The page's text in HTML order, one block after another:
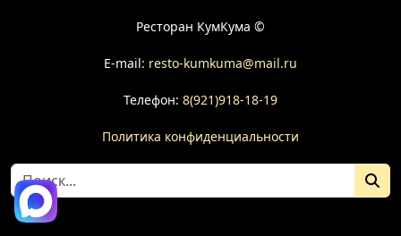
Ресторан КумКума ©
E-mail: resto-kumkuma@mail.ru
Телефон: 8(921)918-18-19
Политика конфиденциальности